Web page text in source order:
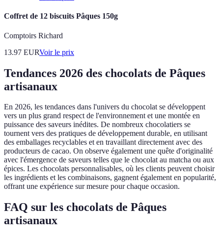
Coffret de 12 biscuits Pâques 150g
Comptoirs Richard
13.97 EURVoir le prix
Tendances 2026 des chocolats de Pâques
artisanaux
En 2026, les tendances dans l'univers du chocolat se développent
vers un plus grand respect de l'environnement et une montée en
puissance des saveurs inédites. De nombreux chocolatiers se
tournent vers des pratiques de développement durable, en utilisant
des emballages recyclables et en travaillant directement avec des
producteurs de cacao. On observe également une quête d'originalité
avec l'émergence de saveurs telles que le chocolat au matcha ou aux
épices. Les chocolats personnalisables, où les clients peuvent choisir
les ingrédients et les combinaisons, gagnent également en popularité,
offrant une expérience sur mesure pour chaque occasion.
FAQ sur les chocolats de Pâques
artisanaux